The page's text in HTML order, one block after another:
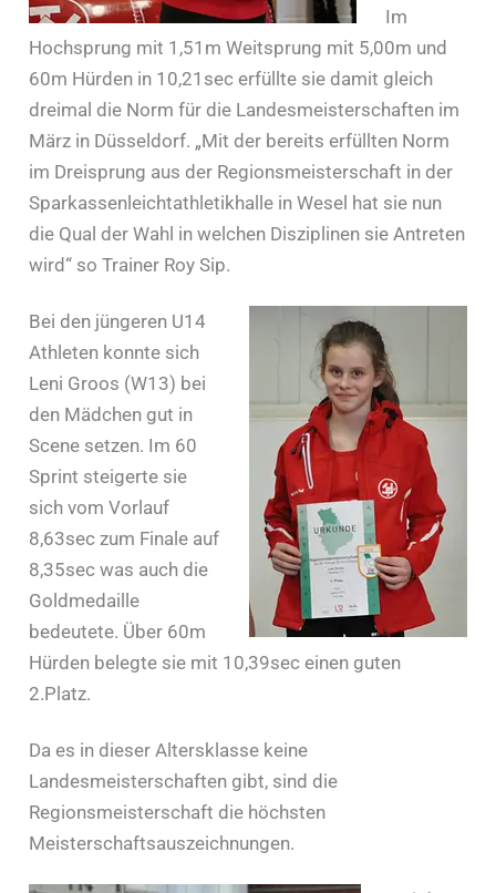
Im
Hochsprung mit 1,51m Weitsprung mit 5,00m und
60m Hürden in 10,21sec erfüllte sie damit gleich
dreimal die Norm für die Landesmeisterschaften im
März in Düsseldorf. „Mit der bereits erfüllten Norm
im Dreisprung aus der Regionsmeisterschaft in der
Sparkassenleichtathletikhalle in Wesel hat sie nun
die Qual der Wahl in welchen Disziplinen sie Antreten
wird“ so Trainer Roy Sip.
Bei den jüngeren U14
Athleten konnte sich
Leni Groos (W13) bei
den Mädchen gut in
Scene setzen. Im 60
Sprint steigerte sie
sich vom Vorlauf
8,63sec zum Finale auf
8,35sec was auch die
Goldmedaille
bedeutete. Über 60m
Hürden belegte sie mit 10,39sec einen guten
2.Platz.
Da es in dieser Altersklasse keine
Landesmeisterschaften gibt, sind die
Regionsmeisterschaft die höchsten
Meisterschaftsauszeichnungen.